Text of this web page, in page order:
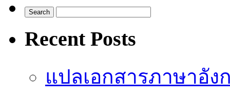
Recent Posts
แปลเอกสารภาษาอั